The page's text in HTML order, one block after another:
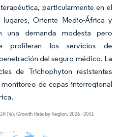
particularmente en el
Oriente Medio-África y
una demanda modesta pero
proliferan los servicios de
del seguro médico. La
de Trichophyton resistentes
de cepas interregional